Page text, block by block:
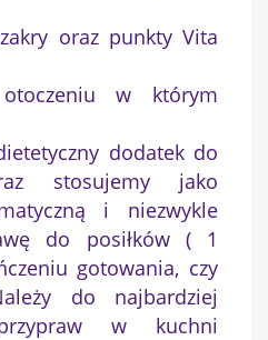
oraz punkty Vita
w którym
dodatek do
stosujemy jako
i niezwykle
do posiłków ( 1
gotowania, czy
do najbardziej
w kuchni